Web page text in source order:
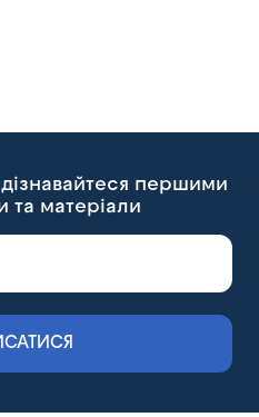
дізнавайтеся першими
та матеріали